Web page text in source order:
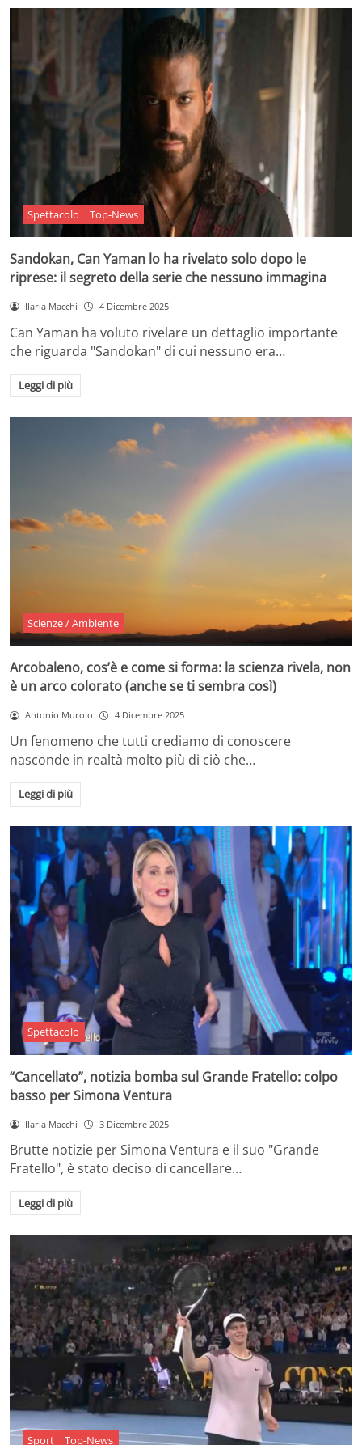
Spettacolo Top-News
Sandokan, Can Yaman lo ha rivelato solo dopo le
riprese: il segreto della serie che nessuno immagina
Ilaria Macchi 4 Dicembre 2025
Can Yaman ha voluto rivelare un dettaglio importante
che riguarda "Sandokan" di cui nessuno era…
Leggi di più
Scienze / Ambiente
Arcobaleno, cos’è e come si forma: la scienza rivela, non
è un arco colorato (anche se ti sembra così)
Antonio Murolo 4 Dicembre 2025
Un fenomeno che tutti crediamo di conoscere
nasconde in realtà molto più di ciò che…
Leggi di più
Spettacolo
“Cancellato”, notizia bomba sul Grande Fratello: colpo
basso per Simona Ventura
Ilaria Macchi 3 Dicembre 2025
Brutte notizie per Simona Ventura e il suo "Grande
Fratello", è stato deciso di cancellare…
Leggi di più
Sport Top-News